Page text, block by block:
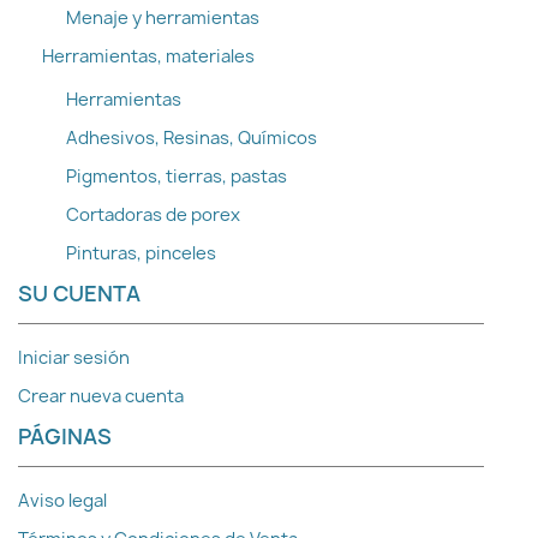
Menaje y herramientas
Herramientas, materiales
Herramientas
Adhesivos, Resinas, Químicos
Pigmentos, tierras, pastas
Cortadoras de porex
Pinturas, pinceles
SU CUENTA
Iniciar sesión
Crear nueva cuenta
PÁGINAS
Aviso legal